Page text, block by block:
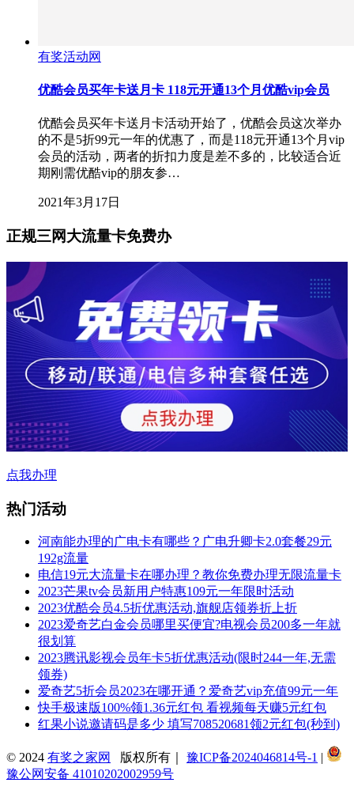
有奖活动网
优酷会员买年卡送月卡 118元开通13个月优酷vip会员
优酷会员买年卡送月卡活动开始了，优酷会员这次举办
的不是5折99元一年的优惠了，而是118元开通13个月vip
会员的活动，两者的折扣力度是差不多的，比较适合近
期刚需优酷vip的朋友参…
2021年3月17日
正规三网大流量卡免费办
点我办理
热门活动
河南能办理的广电卡有哪些？广电升卿卡2.0套餐29元
192g流量
电信19元大流量卡在哪办理？教你免费办理无限流量卡
2023芒果tv会员新用户特惠109元一年限时活动
2023优酷会员4.5折优惠活动,旗舰店领券折上折
2023爱奇艺白金会员哪里买便宜?电视会员200多一年就
很划算
2023腾讯影视会员年卡5折优惠活动(限时244一年,无需
领券)
爱奇艺5折会员2023在哪开通？爱奇艺vip充值99元一年
快手极速版100%领1.36元红包 看视频每天赚5元红包
红果小说邀请码是多少 填写708520681领2元红包(秒到)
© 2024 有奖之家网 版权所有｜ 豫ICP备2024046814号-1 |
豫公网安备 41010202002959号